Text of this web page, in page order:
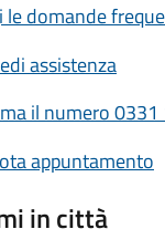
le domande
assistenza
il numero
appuntamento
in città